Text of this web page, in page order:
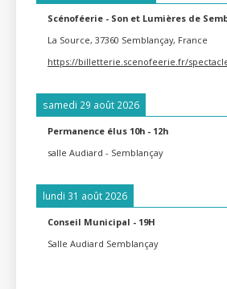
Scénoféerie - Son et Lumières de
La Source, 37360 Semblançay, France
https://billetterie.scenofeerie.fr/
samedi 29 août 2026
Permanence élus 10h - 12h
salle Audiard - Semblançay
lundi 31 août 2026
Conseil Municipal - 19H
Salle Audiard Semblançay